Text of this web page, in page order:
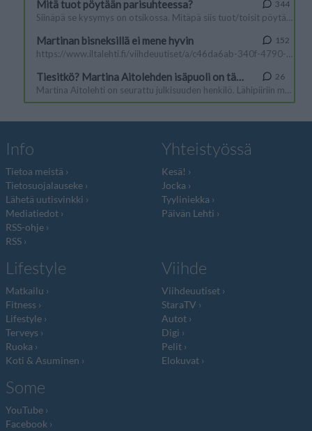
Info
Tietoa meistä
Tietosuojalauseke
Lähetä uutisvinkki
Mediatiedot
RSS-ohje
RSS
Yhteistyössä
Kesä!
Jocka
Tyyliniekka
Päivän Lehti
Lifestyle
Matkailu
Fitness
Lifestyle
Terveys
Ruoka
Koti & Asuminen
Viihde
Viihdeuutiset
StaraTV
Autot
Digi
Pelit
Elokuvat
Some
YouTube
Facebook